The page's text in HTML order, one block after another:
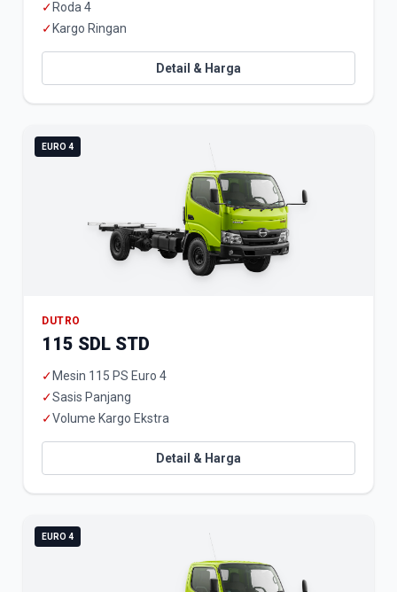
✓ Roda 4
✓ Kargo Ringan
Detail & Harga
EURO 4
DUTRO
115 SDL STD
✓ Mesin 115 PS Euro 4
✓Sasis Panjang
✓Volume Kargo Ekstra
Detail & Harga
EURO 4